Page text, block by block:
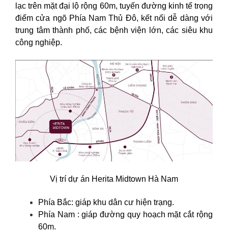
lạc trên mặt đại lộ rộng 60m, tuyến đường kinh tế trọng
điểm cửa ngõ Phía Nam Thủ Đô, kết nối dễ dàng với
trung tâm thành phố, các bệnh viện lớn, các siêu khu
công nghiệp.
Vị trí dự án Herita Midtown Hà Nam
Phía Bắc: giáp khu dân cư hiện trạng.
Phía Nam : giáp đường quy hoạch mặt cắt rộng
60m.